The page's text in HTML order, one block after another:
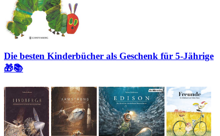
Die besten Kinderbücher als Geschenk für 5-Jährige
🎁📚